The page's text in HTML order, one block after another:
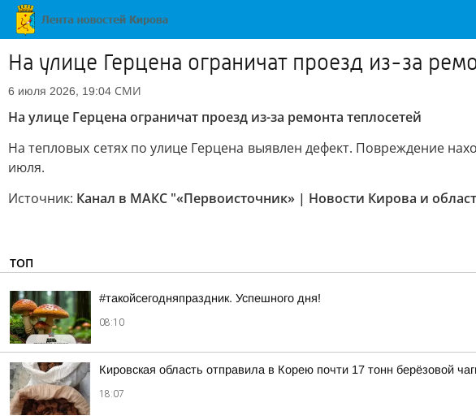
На улице Герцена ограничат проезд из-за
6 июля 2026, 19:04 СМИ
На улице Герцена ограничат проезд из-за ремонта теплосетей
На тепловых сетях по улице Герцена выявлен дефект. Повреждение
июля.
Источник: Канал в МАКС "«Первоисточник» | Новости Кирова и
ТОП
#такойсегодняпраздник. Успешного дня!
08:10
Кировская область отправила в Корею почти 17 тонн берёзовой
18:07